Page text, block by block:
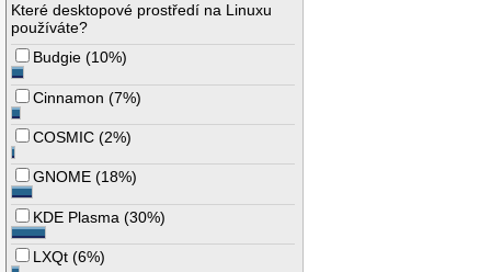
Které desktopové prostředí na Linuxu
používáte?
Budgie (10%)
Cinnamon (7%)
COSMIC (2%)
GNOME (18%)
KDE Plasma (30%)
LXQt (6%)